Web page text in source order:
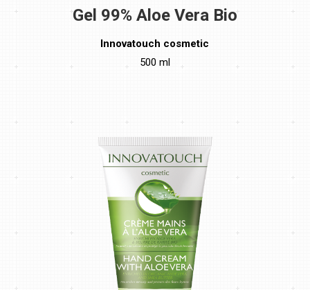
Gel 99% Aloe Vera Bio
Innovatouch cosmetic
500 ml